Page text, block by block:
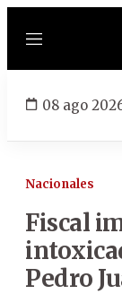
Menú
08 ago
Nacionales
Fiscal
Pedro